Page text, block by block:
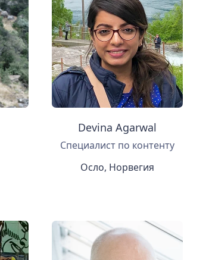
Devina Agarwal
Специалист по контенту
Осло, Норвегия